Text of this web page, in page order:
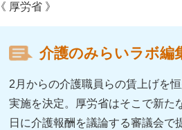
《 厚労省 》
介護のみらいラボ編
2月からの介護職員らの賃上げを
実施を決定。厚労省はそこで新た
日に介護報酬を議論する審議会で